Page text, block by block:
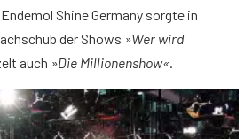
Endemol Shine Germany sorgte in
der Shows »Wer wird
auch »Die Millionenshow«